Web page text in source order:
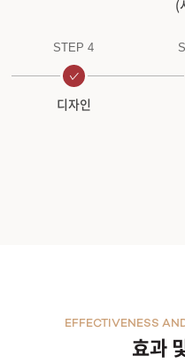
(
STEP 4
디자인
효과
EFFECTIVENESS